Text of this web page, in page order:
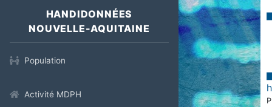
HANDIDONNÉES
NOUVELLE-AQUITAINE
Population
Activité MDPH